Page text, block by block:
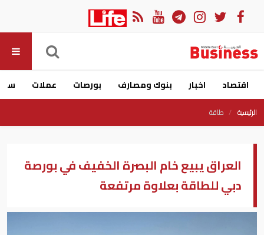
اقتصاد اخبار بنوك ومصارف بورصات عملات
الرئيسية طاقة
العراق يبيع خام البصرة الخفيف في بورصة
دبي للطاقة بعلاوة مرتفعة